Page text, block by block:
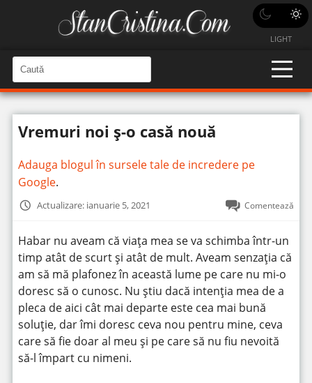
LIGHT
a
u
t
n
C
a
u
î
n
t
Vremuri noi ș-o casă nouă
Adauga blogul în sursele tale de incredere pe
Google.
Actualizare: ianuarie 5, 2021 Comentează
Habar nu aveam că viața mea se va schimba într-un
timp atât de scurt și atât de mult. Aveam senzația că
am să mă plafonez în această lume pe care nu mi-o
doresc să o cunosc. Nu știu dacă intenția mea de a
pleca de aici cât mai departe este cea mai bună
soluție, dar îmi doresc ceva nou pentru mine, ceva
care să fie doar al meu și pe care să nu fiu nevoită
să-l împart cu nimeni.